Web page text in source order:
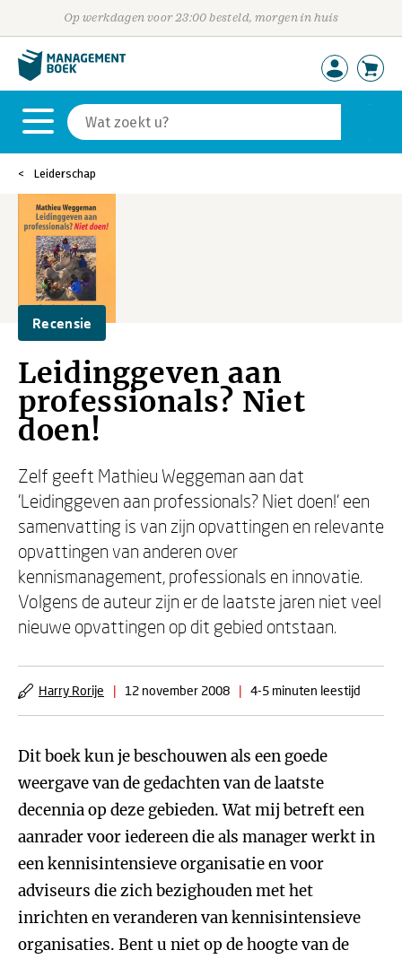
Op werkdagen voor 23:00 besteld, morgen in huis
Leiderschap
Recensie
Leidinggeven aan
professionals? Niet
doen!
Zelf geeft Mathieu Weggeman aan dat
'Leidinggeven aan professionals? Niet doen!' een
samenvatting is van zijn opvattingen en relevante
opvattingen van anderen over
kennismanagement, professionals en innovatie.
Volgens de auteur zijn er de laatste jaren niet veel
nieuwe opvattingen op dit gebied ontstaan.
Harry Rorije | 12 november 2008 | 4-5 minuten leestijd
Dit boek kun je beschouwen als een goede
weergave van de gedachten van de laatste
decennia op deze gebieden. Wat mij betreft een
aanrader voor iedereen die als manager werkt in
een kennisintensieve organisatie en voor
adviseurs die zich bezighouden met het
inrichten en veranderen van kennisintensieve
organisaties. Bent u niet op de hoogte van de